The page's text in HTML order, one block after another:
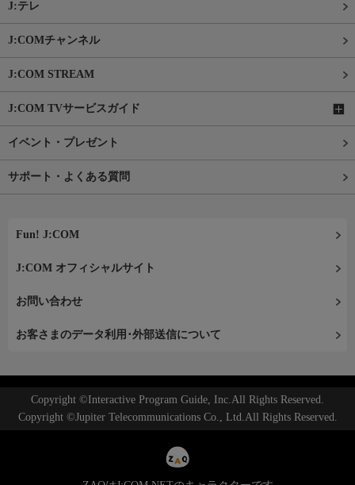
J:テレ
J:COMチャンネル
J:COM STREAM
J:COM TVサービスガイド
イベント・プレゼント
サポート・よくある質問
Fun! J:COM
J:COM オフィシャルサイト
お問い合わせ
お客さまのデータ利用･外部送信について
Copyright ©Interactive Program Guide, Inc.All Rights Reserved.
Copyright ©Jupiter Telecommunications Co., Ltd.All Rights Reserved.